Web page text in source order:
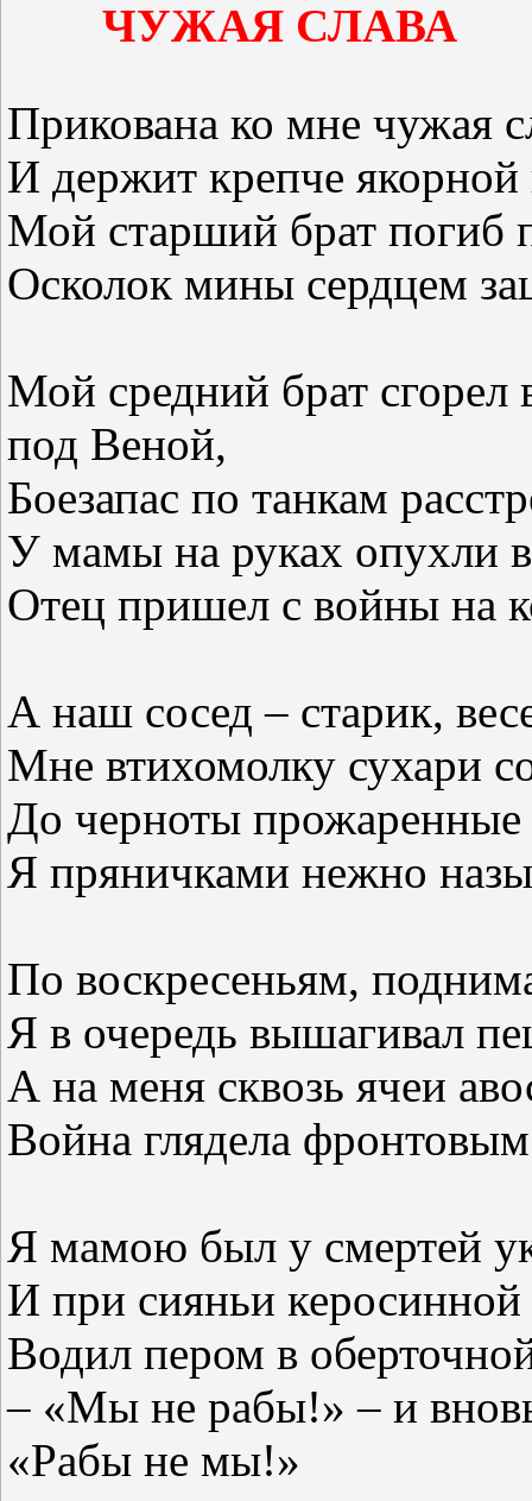
ЧУЖАЯ СЛАВА
Прикована ко мне чужая
И держит крепче якорной
Мой старший брат погиб
Осколок мины сердцем
Мой средний брат сгорел
под Веной,
Боезапас по танкам
У мамы на руках опухли
Отец пришел с войны на
А наш сосед – старик,
Мне втихомолку сухари
До черноты прожаренные
Я пряничками нежно
По воскресеньям,
Я в очередь вышагивал
А на меня сквозь ячеи
Война глядела
Я мамою был у смертей
И при сияньи
Водил пером в
– «Мы не рабы!» – и
«Рабы не мы!»